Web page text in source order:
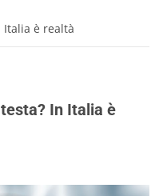
Italia è realtà
In Italia è